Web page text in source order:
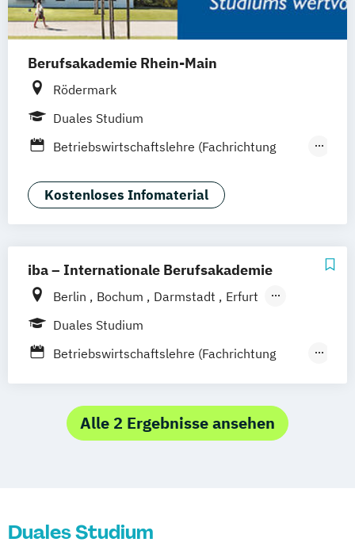
Berufsakademie Rhein-Main
Rödermark
Duales Studium
Betriebswirtschaftslehre (Fachrichtung
Online-Perspektivabend
Open Campus mit großer
Kostenloses Infomaterial
iba – Internationale Berufsakademie
Berlin Bochum Darmstadt
Erfurt
Hamburg
Heidelberg
Online-Campus
Duales Studium
Betriebswirtschaftslehre (Fachrichtung
Hotel- und Tourismusmanagement)
Alle 2 Ergebnisse ansehen
Duales Studium